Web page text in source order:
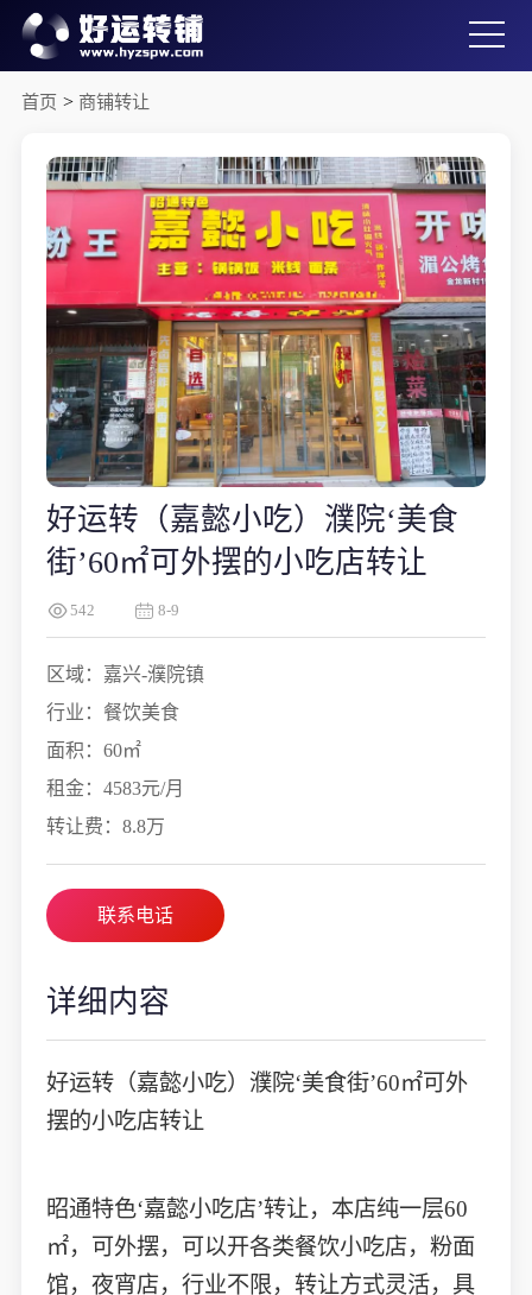
首页 > 商铺转让
好运转（嘉懿小吃）濮院‘美食
街’60㎡可外摆的小吃店转让
542 8-9
区域：嘉兴-濮院镇
行业：餐饮美食
面积：60㎡
租金：4583元/月
转让费：8.8万
联系电话
详细内容
好运转（嘉懿小吃）濮院‘美食街’60㎡可外
摆的小吃店转让
昭通特色‘嘉懿小吃店’转让，本店纯一层60
㎡，可外摆，可以开各类餐饮小吃店，粉面
馆，夜宵店，行业不限，转让方式灵活，具